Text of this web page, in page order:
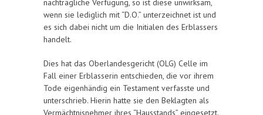
nachträgliche Verfügung, so ist diese unwirksam,
wenn sie lediglich mit “D.O.” unterzeichnet ist und
es sich dabei nicht um die Initialen des Erblassers
handelt.
Dies hat das Oberlandesgericht (OLG) Celle im
Fall einer Erblasserin entschieden, die vor ihrem
Tode eigenhändig ein Testament verfasste und
unterschrieb. Hierin hatte sie den Beklagten als
Vermächtnisnehmer ihres “Hausstands” eingesetzt.